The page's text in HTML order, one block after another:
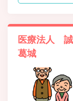
医療法人 誠
葛城